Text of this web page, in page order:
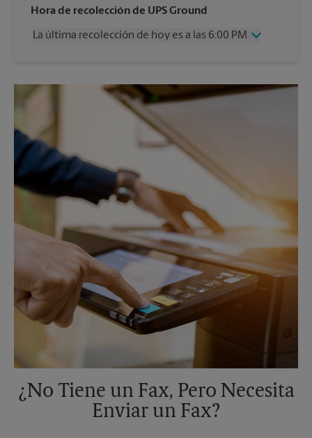
Miércoles
6:00 PM
Viernes
6:00 PM
Lunes
6:00 PM
6:00 PM
Hora de recolección de UPS Ground
La última recolección de hoy es a las 6:00 PM
Viernes
6:00 PM
Sin Recolección
Domingo
Sin Recolección
Lunes
6:00 PM
Martes
¿No Tiene un Fax, Pero Necesita
Enviar un Fax?